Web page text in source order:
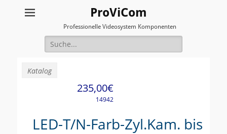
ProViCom
Professionelle Videosystem Komponenten
Suche
für:
Katalog
235,00€
14942
LED-T/N-Farb-Zyl.Kam. bis